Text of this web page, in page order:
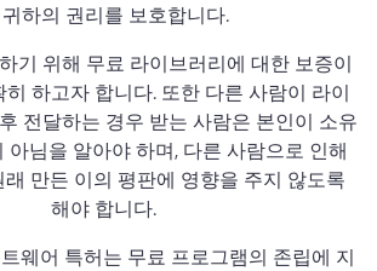
하의 권리를 보호합니다.
기 위해 무료 라이브러리에 대한 보증이
하고자 합니다. 또한 다른 사람이 라이
전달하는 경우 받는 사람은 본인이 소유
아님을 알아야 하며, 다른 사람으로 인해
만든 이의 평판에 영향을 주지 않도록
해야 합니다.
웨어 특허는 무료 프로그램의 존립에 지